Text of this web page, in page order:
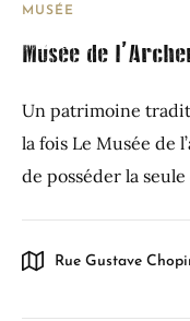
MUSÉE
Musée de
Un patrimoine
la fois Le Musée de
de posséder la
Rue Gustave